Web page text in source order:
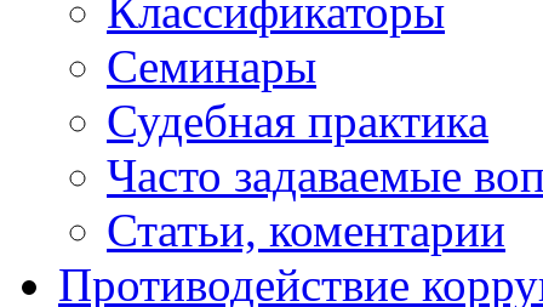
Классификаторы
Семинары
Судебная практика
Часто задаваемые
Статьи, коментарии
Противодействие